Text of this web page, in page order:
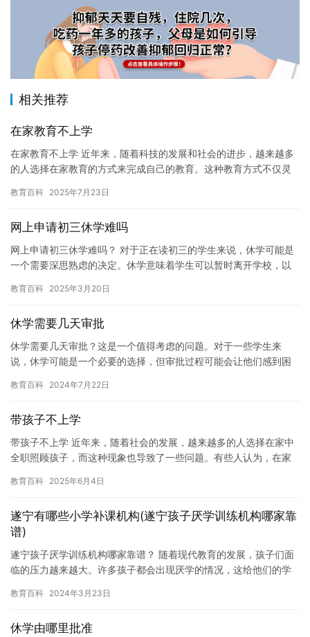
相关推荐
在家教育不上学
在家教育不上学 近年来，随着科技的发展和社会的进步，越来越多
的人选择在家教育的方式来完成自己的教育。这种教育方式不仅灵
它是…
教育百科 2025年7月23日
网上申请初三休学难吗
网上申请初三休学难吗？ 对于正在读初三的学生来说，休学可能是
一个需要深思熟虑的决定。休学意味着学生可以暂时离开学校，以
能会…
教育百科 2025年3月20日
休学需要几天审批
休学需要几天审批？这是一个值得考虑的问题。对于一些学生来
说，休学可能是一个必要的选择，但审批过程可能会让他们感到困
的建议。…
教育百科 2024年7月22日
带孩子不上学
带孩子不上学 近年来，随着社会的发展，越来越多的人选择在家中
全职照顾孩子，而这种现象也导致了一些问题。有些人认为，在家
问题…
教育百科 2025年6月4日
遂宁有哪些小学补课机构(遂宁孩子厌学训练机构哪家靠
谱)
遂宁孩子厌学训练机构哪家靠谱？ 随着现代教育的发展，孩子们面
临的压力越来越大。许多孩子都会出现厌学的情况，这给他们的学
老师…
教育百科 2024年3月23日
休学由哪里批准